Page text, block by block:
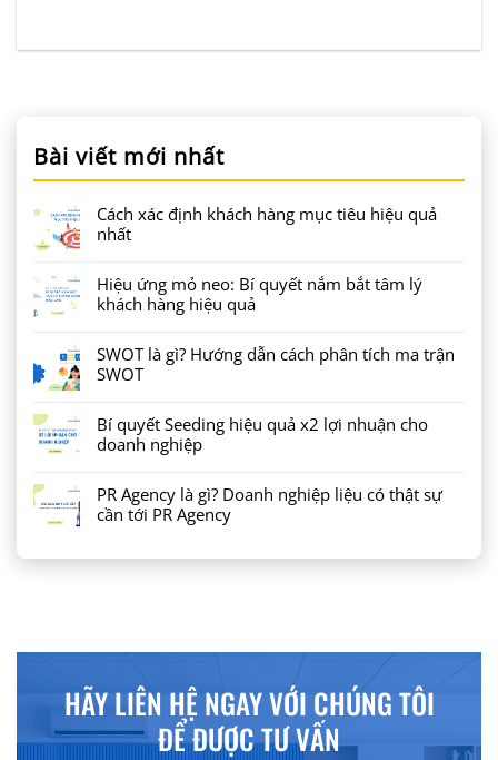
Bài viết mới nhất
Cách xác định khách hàng mục tiêu hiệu quả
nhất
Hiệu ứng mỏ neo: Bí quyết nắm bắt tâm lý
khách hàng hiệu quả
SWOT là gì? Hướng dẫn cách phân tích ma trận
SWOT
Bí quyết Seeding hiệu quả x2 lợi nhuận cho
doanh nghiệp
PR Agency là gì? Doanh nghiệp liệu có thật sự
cần tới PR Agency
HÃY LIÊN HỆ NGAY VỚI CHÚNG TÔI
ĐỂ ĐƯỢC TƯ VẤN